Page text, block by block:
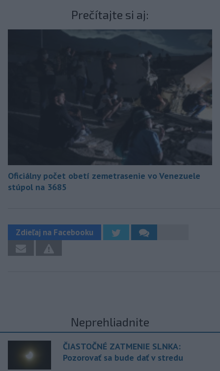
Prečítajte si aj:
Oficiálny počet obetí zemetrasenie vo Venezuele
stúpol na 3685
Zdieľaj na Facebooku
Neprehliadnite
ČIASTOČNÉ ZATMENIE SLNKA:
Pozorovať sa bude dať v stredu